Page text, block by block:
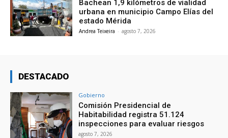
Bachean 1,9 kilómetros de vialidad
urbana en municipio Campo Elías del
estado Mérida
Andrea Teixeira - agosto 7, 2026
DESTACADO
Gobierno
Comisión Presidencial de
Habitabilidad registra 51.124
inspecciones para evaluar riesgos
agosto 7, 2026